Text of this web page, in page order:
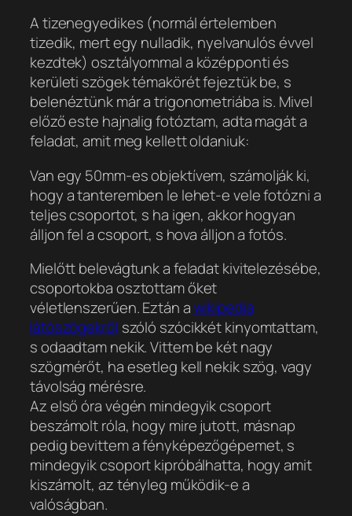
A tizenegyedikes (normál értelemben
tizedik, mert egy nulladik, nyelvanulós évvel
kezdtek) osztályommal a középponti és
kerületi szögek témakörét fejeztük be, s
belenéztünk már a trigonometriába is. Mivel
előző este hajnalig fotóztam, adta magát a
feladat, amit meg kellett oldaniuk:
Van egy 50mm-es objektívem, számolják ki,
hogy a tanteremben le lehet-e vele fotózni a
teljes csoportot, s ha igen, akkor hogyan
álljon fel a csoport, s hova álljon a fotós.
Mielőtt belevágtunk a feladat kivitelezésébe,
csoportokba osztottam őket
véletlenszerűen. Eztán awikipedia
látószögekről szóló szócikkét kinyomtattam,
s odaadtam nekik. Vittem be két nagy
szögmérőt, ha esetleg kell nekik szög, vagy
távolság mérésre.
Az első óra végén mindegyik csoport
beszámolt róla, hogy mire jutott, másnap
pedig bevittem a fényképezőgépemet, s
mindegyik csoport kipróbálhatta, hogy amit
kiszámolt, az tényleg működik-e a
valóságban.